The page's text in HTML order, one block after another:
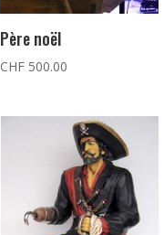
Père noël
CHF500.00